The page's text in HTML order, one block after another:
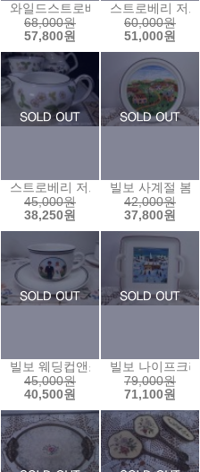
캔잔(180ml)
와일드스트로베리 양손슈거볼
68,000원
57,800원
스트로베리 저
60,000원
51,000원
스트로베리 저그
45,000원
38,250원
빌보 사계절 봄
42,000원
37,800원
브래드접시6 (17)
빌보 웨딩컵앤소서
45,000원
40,500원
빌보 나이프크
79,000원
71,100원